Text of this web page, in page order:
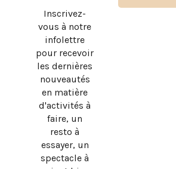
Inscrivez-
vous à notre
infolettre
pour recevoir
les dernières
nouveautés
en matière
d'activités à
faire, un
resto à
essayer, un
spectacle à